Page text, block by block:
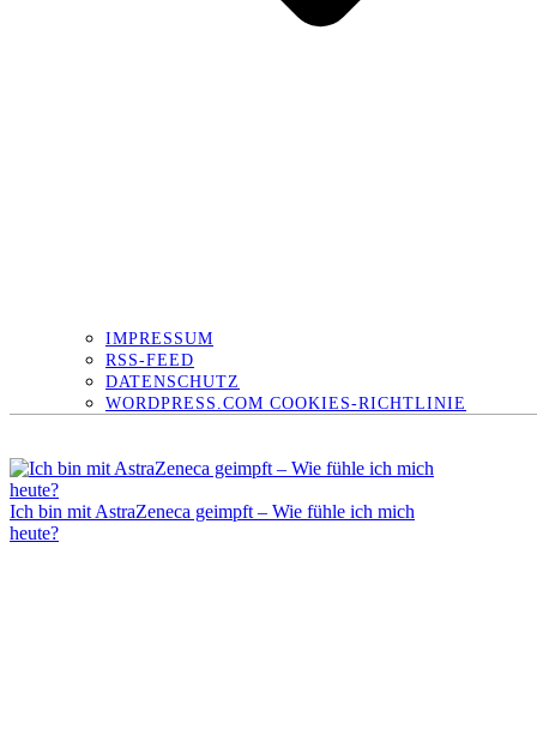
IMPRESSUM
RSS-FEED
DATENSCHUTZ
WORDPRESS.COM COOKIES-RICHTLINIE
Ich bin mit AstraZeneca geimpft – Wie fühle ich mich
heute?